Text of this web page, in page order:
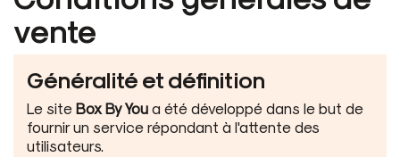
vente
Généralité et définition
Le site Box By You a été développé dans le but de
fournir un service répondant à l'attente des
utilisateurs.